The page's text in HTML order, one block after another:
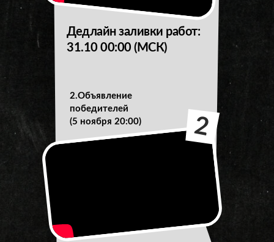
Дедлайн заливки работ:
31.10 00:00 (МСК)
2
2.Объявление
победителей
(5 ноября 20:00)